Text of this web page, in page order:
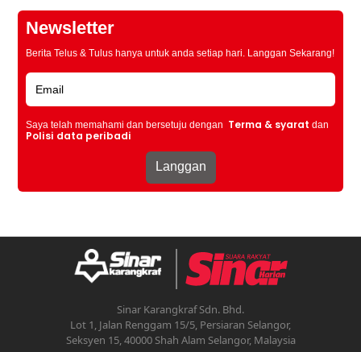
Newsletter
Berita Telus & Tulus hanya untuk anda setiap hari. Langgan Sekarang!
Saya telah memahami dan bersetuju dengan Terma & syarat dan
Polisi data peribadi
Sinar Karangkraf Sdn. Bhd.
Lot 1, Jalan Renggam 15/5, Persiaran Selangor,
Seksyen 15, 40000 Shah Alam Selangor, Malaysia